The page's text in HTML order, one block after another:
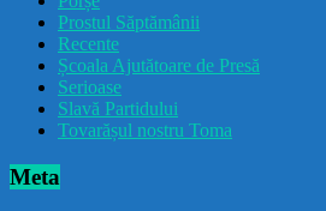
Prostul Săptămânii
Recente
Școala Ajutătoare de Presă
Serioase
Slavă Partidului
Tovarășul nostru Toma
Meta